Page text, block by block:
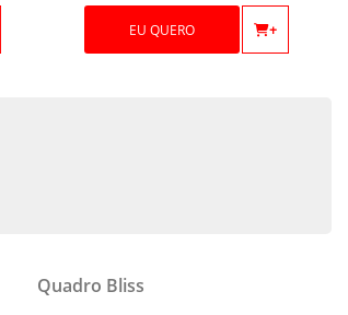
EU QUERO +
Quadro Bliss